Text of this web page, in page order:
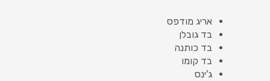
אריג מודפס
בד גובלן
בד כותנה
בד קומו
ג'ינס